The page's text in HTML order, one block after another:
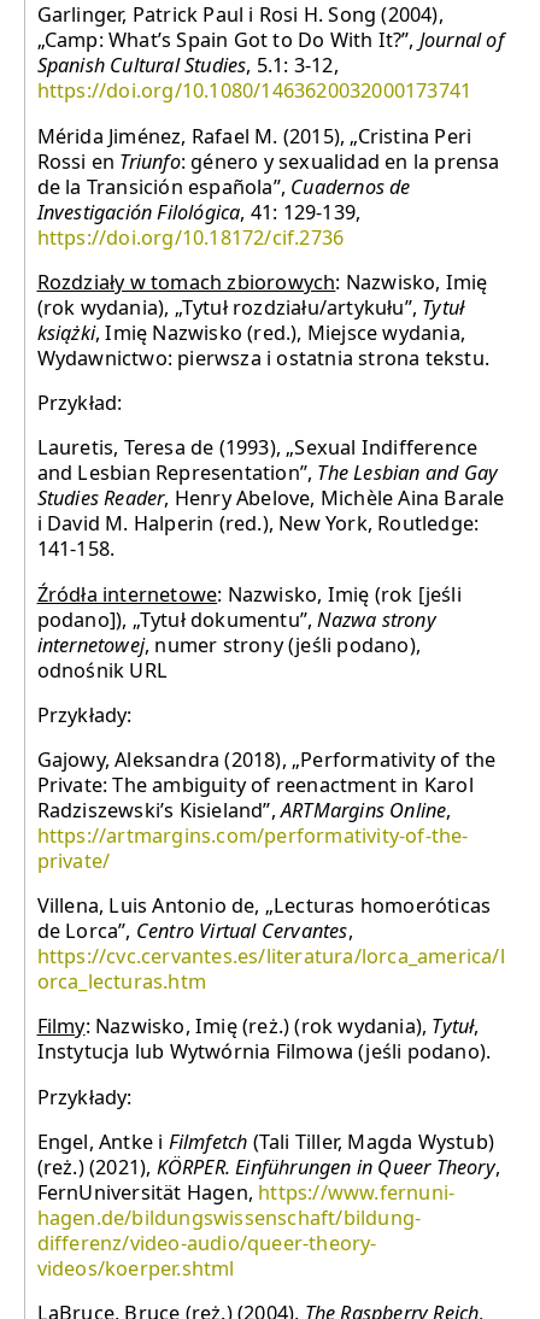
Garlinger, Patrick Paul i Rosi H. Song (2004),
„Camp: What’s Spain Got to Do With It?”, Journal of
Spanish Cultural Studies, 5.1: 3-12,
https://doi.org/10.1080/1463620032000173741
Mérida Jiménez, Rafael M. (2015), „Cristina Peri
Rossi en Triunfo: género y sexualidad en la prensa
de la Transición española”, Cuadernos de
Investigación Filológica, 41: 129-139,
https://doi.org/10.18172/cif.2736
Rozdziały w tomach zbiorowych: Nazwisko, Imię
(rok wydania), „Tytuł rozdziału/artykułu”, Tytuł
książki, Imię Nazwisko (red.), Miejsce wydania,
Wydawnictwo: pierwsza i ostatnia strona tekstu.
Przykład:
Lauretis, Teresa de (1993), „Sexual Indifference
and Lesbian Representation”, The Lesbian and Gay
Studies Reader, Henry Abelove, Michèle Aina Barale
i David M. Halperin (red.), New York, Routledge:
141-158.
Źródła internetowe: Nazwisko, Imię (rok [jeśli
podano]), „Tytuł dokumentu”,Nazwa strony
internetowej, numer strony (jeśli podano),
odnośnik URL
Przykłady:
Gajowy, Aleksandra (2018), „Performativity of the
Private: The ambiguity of reenactment in Karol
Radziszewski’s Kisieland”,ARTMargins Online,
https://artmargins.com/performativity-of-the-
private/
Villena, Luis Antonio de, „Lecturas homoeróticas
de Lorca”, Centro Virtual Cervantes,
https://cvc.cervantes.es/literatura/lorca_america/l
orca_lecturas.htm
Filmy: Nazwisko, Imię (reż.) (rok wydania), Tytuł,
Instytucja lub Wytwórnia Filmowa (jeśli podano).
Przykłady:
Engel, Antke i Filmfetch (Tali Tiller, Magda Wystub)
(reż.) (2021), KÖRPER. Einführungen in Queer Theory,
FernUniversität Hagen, https://www.fernuni-
hagen.de/bildungswissenschaft/bildung-
differenz/video-audio/queer-theory-
videos/koerper.shtml
LaBruce, Bruce (reż.) (2004), The Raspberry Reich,